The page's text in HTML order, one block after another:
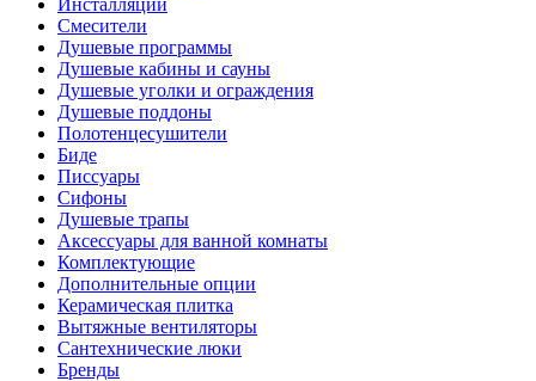
Инсталляции
Смесители
Душевые программы
Душевые кабины и сауны
Душевые уголки и ограждения
Душевые поддоны
Полотенцесушители
Биде
Писсуары
Сифоны
Душевые трапы
Аксессуары для ванной комнаты
Комплектующие
Дополнительные опции
Керамическая плитка
Вытяжные вентиляторы
Сантехнические люки
Бренды